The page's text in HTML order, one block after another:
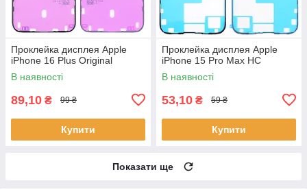
Проклейка дисплея Apple
iPhone 16 Plus Original
В наявності
89,10 ₴ 99 ₴
Купити
Проклейка дисплея Apple
iPhone 15 Pro Max HC
В наявності
53,10 ₴ 59 ₴
Купити
Показати ще